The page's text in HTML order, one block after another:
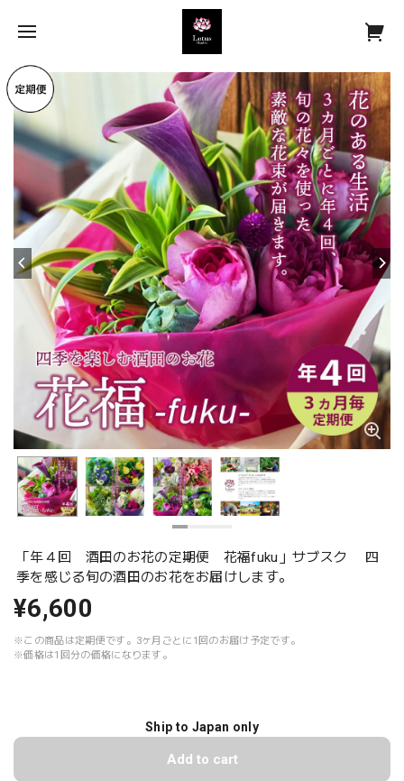
「年４回 酒田のお花の定期便 花福fuku」サブスク 四
季を感じる旬の酒田のお花をお届けします。
¥6,600
※この商品は定期便です。3ヶ月ごとに1回のお届け予定です。
※価格は1回分の価格になります。
Ship to Japan only
Add to cart